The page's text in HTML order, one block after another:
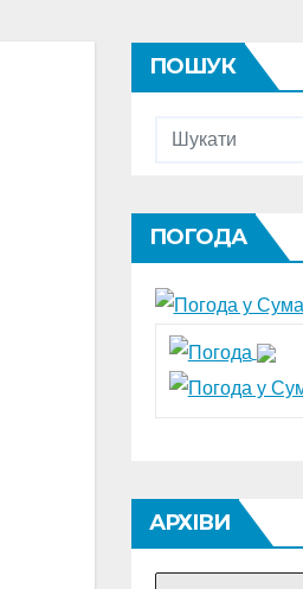
ПОШУК
ПОГОДА
АРХІВИ